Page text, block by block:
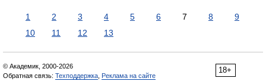
1 2 3 4 5 6 7 8
9
10
11 12 13
18+
© Академик, 2000-2026
Обратная связь: Техподдержка Реклама на сайте